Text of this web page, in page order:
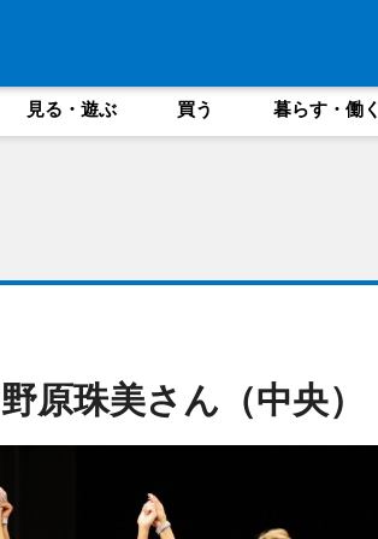
見る・遊ぶ 買う 暮らす・働く
原珠美さん（中央）